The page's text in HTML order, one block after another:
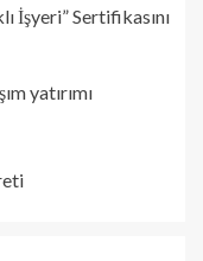
İşyeri” Sertifikasını
yatırımı